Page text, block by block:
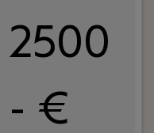
2500
- €